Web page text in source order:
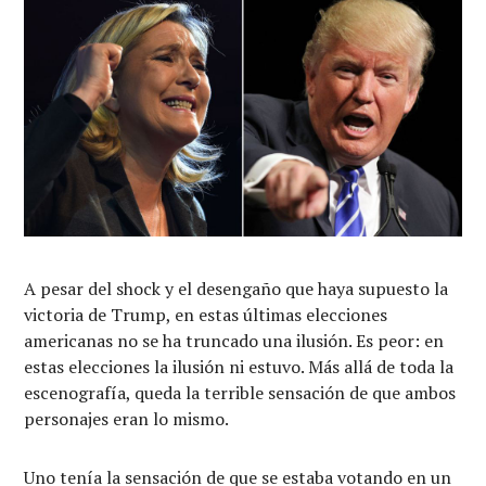
A pesar del shock y el desengaño que haya supuesto la
victoria de Trump, en estas últimas elecciones
americanas no se ha truncado una ilusión. Es peor: en
estas elecciones la ilusión ni estuvo. Más allá de toda la
escenografía, queda la terrible sensación de que ambos
personajes eran lo mismo.
Uno tenía la sensación de que se estaba votando en un